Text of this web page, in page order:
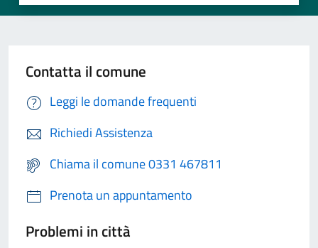
Contatta il comune
Leggi le domande frequenti
Richiedi Assistenza
Chiama il comune 0331 467811
Prenota un appuntamento
Problemi in città